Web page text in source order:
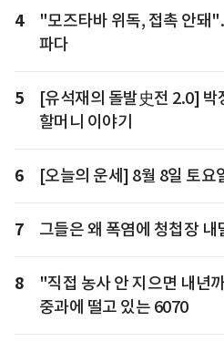
4
"모즈타바 위독, 접촉 안돼
파다
5
[유석재의 돌발史전 2.0] 박
할머니 이야기
6 [오늘의 운세] 8월 8일 토요
7 그들은 왜 폭염에 청첩장 내
8
"직접 농사 안 지으면 내년
중과에 떨고 있는 6070